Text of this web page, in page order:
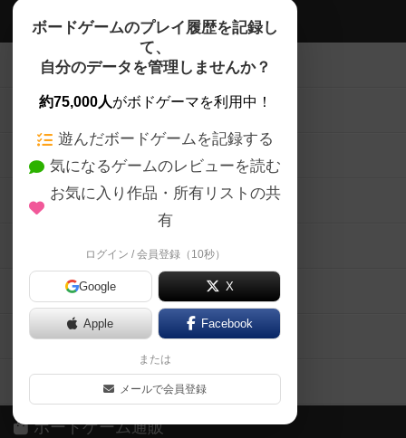
ボードゲームのプレイ履歴を記録し
て、
自分のデータを管理しませんか？
約75,000人がボドゲーマを利用中！
遊んだボードゲームを記録する
気になるゲームのレビューを読む
お気に入り作品・所有リストの共
有
ログイン / 会員登録（10秒）
Google X
Apple Facebook
または
メールで会員登録
ボドゲーマTOP
ボードゲームを検索する
ボードゲームの新着レビュー
ボードゲーム会情報
メカニクス特集
掲示板・トピックス
ボドとも・会員一覧
ボードゲーム業界コラム
ボドゲーマご利用案内
ボードゲーム通販